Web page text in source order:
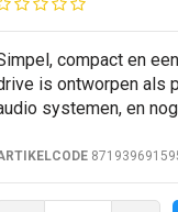
compact en
is ontworpen als
systemen, en